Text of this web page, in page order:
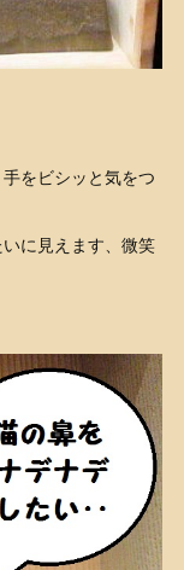
をビシッと気をつ
に見えます、微笑